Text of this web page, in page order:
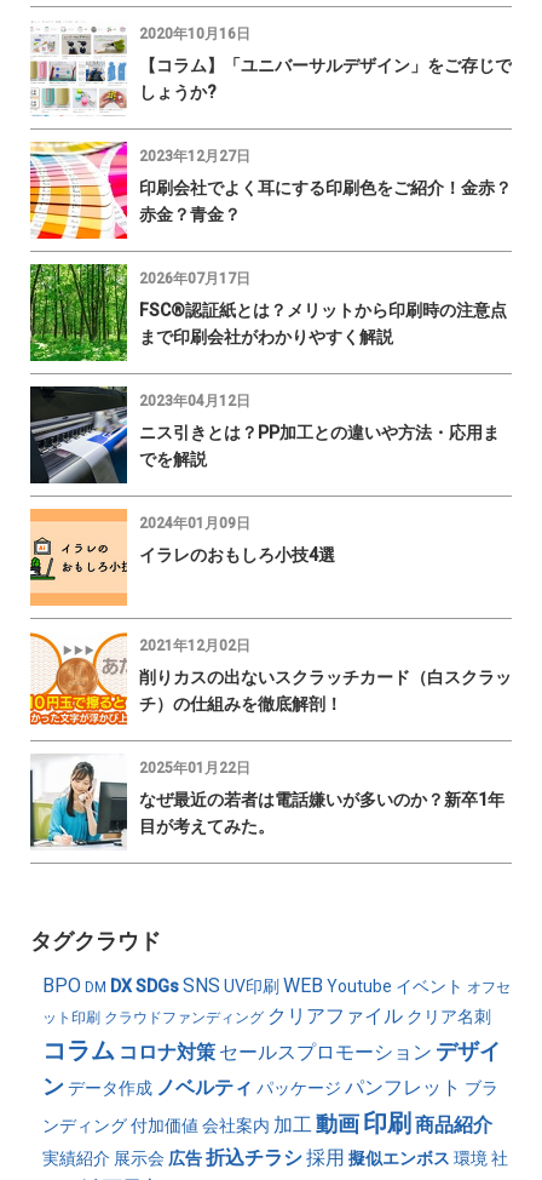
2020年10月16日
【コラム】「ユニバーサルデザイン」をご存じで
しょうか?
2023年12月27日
印刷会社でよく耳にする印刷色をご紹介！金赤？
赤金？青金？
2026年07月17日
FSC®認証紙とは？メリットから印刷時の注意点
まで印刷会社がわかりやすく解説
2023年04月12日
ニス引きとは？PP加工との違いや方法・応用ま
でを解説
2024年01月09日
イラレのおもしろ小技4選
2021年12月02日
削りカスの出ないスクラッチカード（白スクラッ
チ）の仕組みを徹底解剖！
2025年01月22日
なぜ最近の若者は電話嫌いが多いのか？新卒1年
目が考えてみた。
タグクラウド
BPO DM DXSDGsSNS UV印刷 WEB Youtube イベント オフセ
ット印刷 クラウドファンディング クリアファイル クリア名刺
コラム コロナ対策 セールスプロモーション デザイ
ンデータ作成 ノベルティ パッケージ パンフレット ブラ
ンディング付加価値 会社案内 加工 動画印刷 商品紹介
実績紹介 展示会 広告折込チラシ採用 擬似エンボス 環境 社